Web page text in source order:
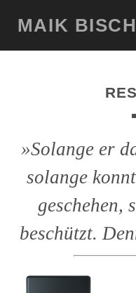
MAIK
Solange er
solange
geschehen,
beschützt.